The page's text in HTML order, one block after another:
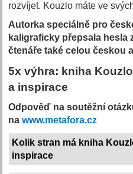
rozvíjet. Kouzlo máte ve
Autorka speciálně pro
kaligraficky přepsala hesla
čtenáře také celou českou
5x výhra: kniha
a inspirace
Odpověď na soutěžní
nawww.metafora.cz
Kolik stran má kniha
inspirace